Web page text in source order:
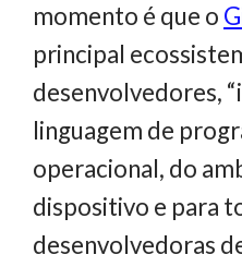
momento é que o
principal
desenvolvedores,
linguagem de
operacional, do
dispositivo e para
desenvolvedoras